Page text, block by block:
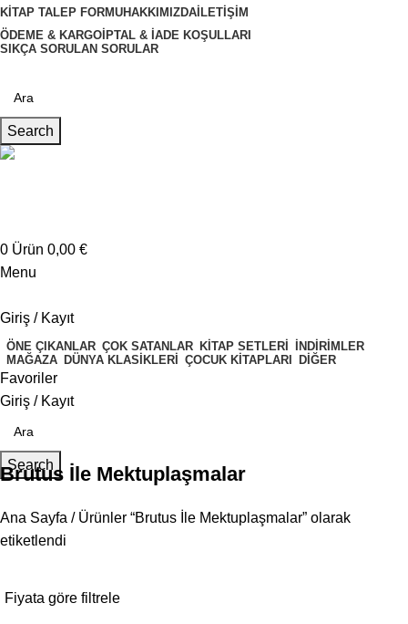
KITAP TALEP FORMUHAKKIMIZDA İLETIŞIM
ÖDEME & KARGO İPTAL & İADE KOŞULLARI
SIKÇA SORULAN SORULAR
Search
0 Ürün 0,00 €
Menu
Giriş / Kayıt
ÖNE ÇIKANLAR ÇOK SATANLAR KITAP SETLERI İNDIRIMLER
MAĞAZA DÜNYA KLASIKLERI ÇOCUK KITAPLARI DIĞER
Favoriler
Giriş / Kayıt
Search
Brutus İle Mektuplaşmalar
Ana Sayfa
Ürünler “Brutus İle Mektuplaşmalar” olarak
etiketlendi
Fiyata göre filtrele